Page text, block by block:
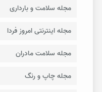
مجله سلامت و بارداری
مجله اینترنتی امروز فردا
مجله سلامت مادران
مجله چاپ و رنگ